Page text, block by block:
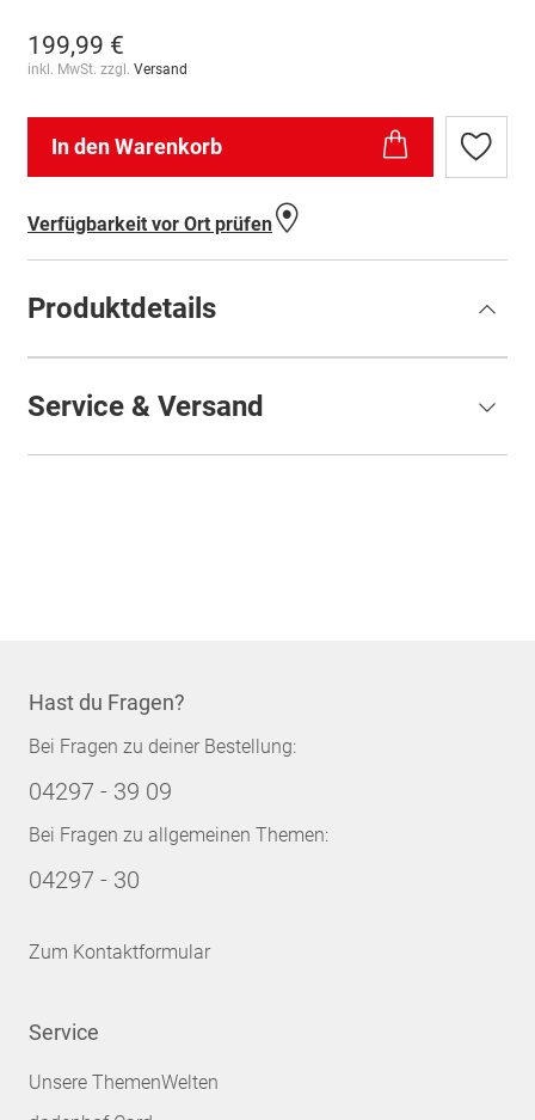
199,99 €
inkl. MwSt. zzgl. Versand
In den Warenkorb
Zur
Verfügbarkeit vor Ort prüfen
Produktdetails
Service & Versand
Hast du Fragen?
Bei Fragen zu deiner Bestellung:
04297 - 39 09
Bei Fragen zu allgemeinen Themen:
04297 - 30
Zum Kontaktformular
Service
Unsere ThemenWelten